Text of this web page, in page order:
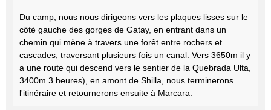
Du camp, nous nous dirigeons vers les plaques lisses sur le
côté gauche des gorges de Gatay, en entrant dans un
chemin qui mène à travers une forêt entre rochers et
cascades, traversant plusieurs fois un canal. Vers 3650m il y
a une route qui descend vers le sentier de la Quebrada Ulta,
3400m 3 heures), en amont de Shilla, nous terminerons
l'itinéraire et retournerons ensuite à Marcara.